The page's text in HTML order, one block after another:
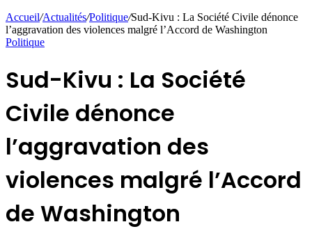
Accueil/Actualités/Politique/Sud-Kivu : La Société Civile dénonce
l’aggravation des violences malgré l’Accord de Washington
Politique
Sud-Kivu : La Société
Civile dénonce
l’aggravation des
violences malgré l’Accord
de Washington